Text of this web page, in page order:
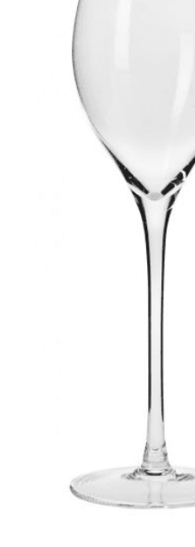
KROSNO GLASS PREZENTY